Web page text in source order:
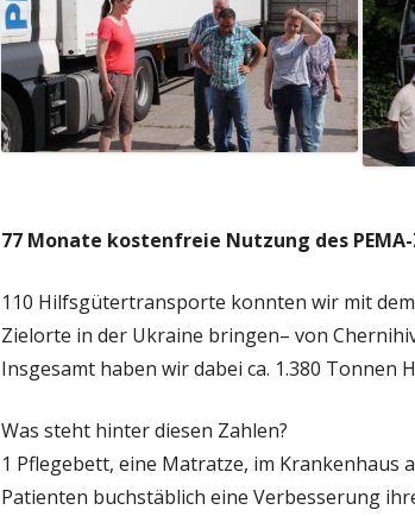
77 Monate kostenfreie Nutzung des PEMA-
110 Hilfsgütertransporte konnten wir mit
Zielorte in der Ukraine bringen– von
Insgesamt haben wir dabei ca. 1.380
Was steht hinter diesen Zahlen?
1 Pflegebett, eine Matratze, im Krankenhaus
Patienten buchstäblich eine Verbesserung